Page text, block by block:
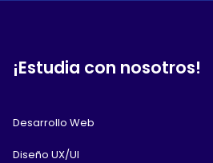
¡Estudia con nosotros!
Desarrollo Web
Diseño UX/UI